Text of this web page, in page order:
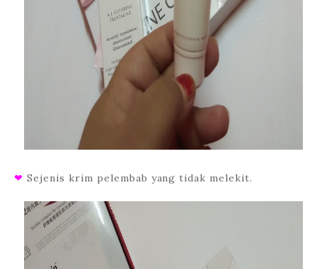
❤ Sejenis krim pelembab yang tidak melekit.